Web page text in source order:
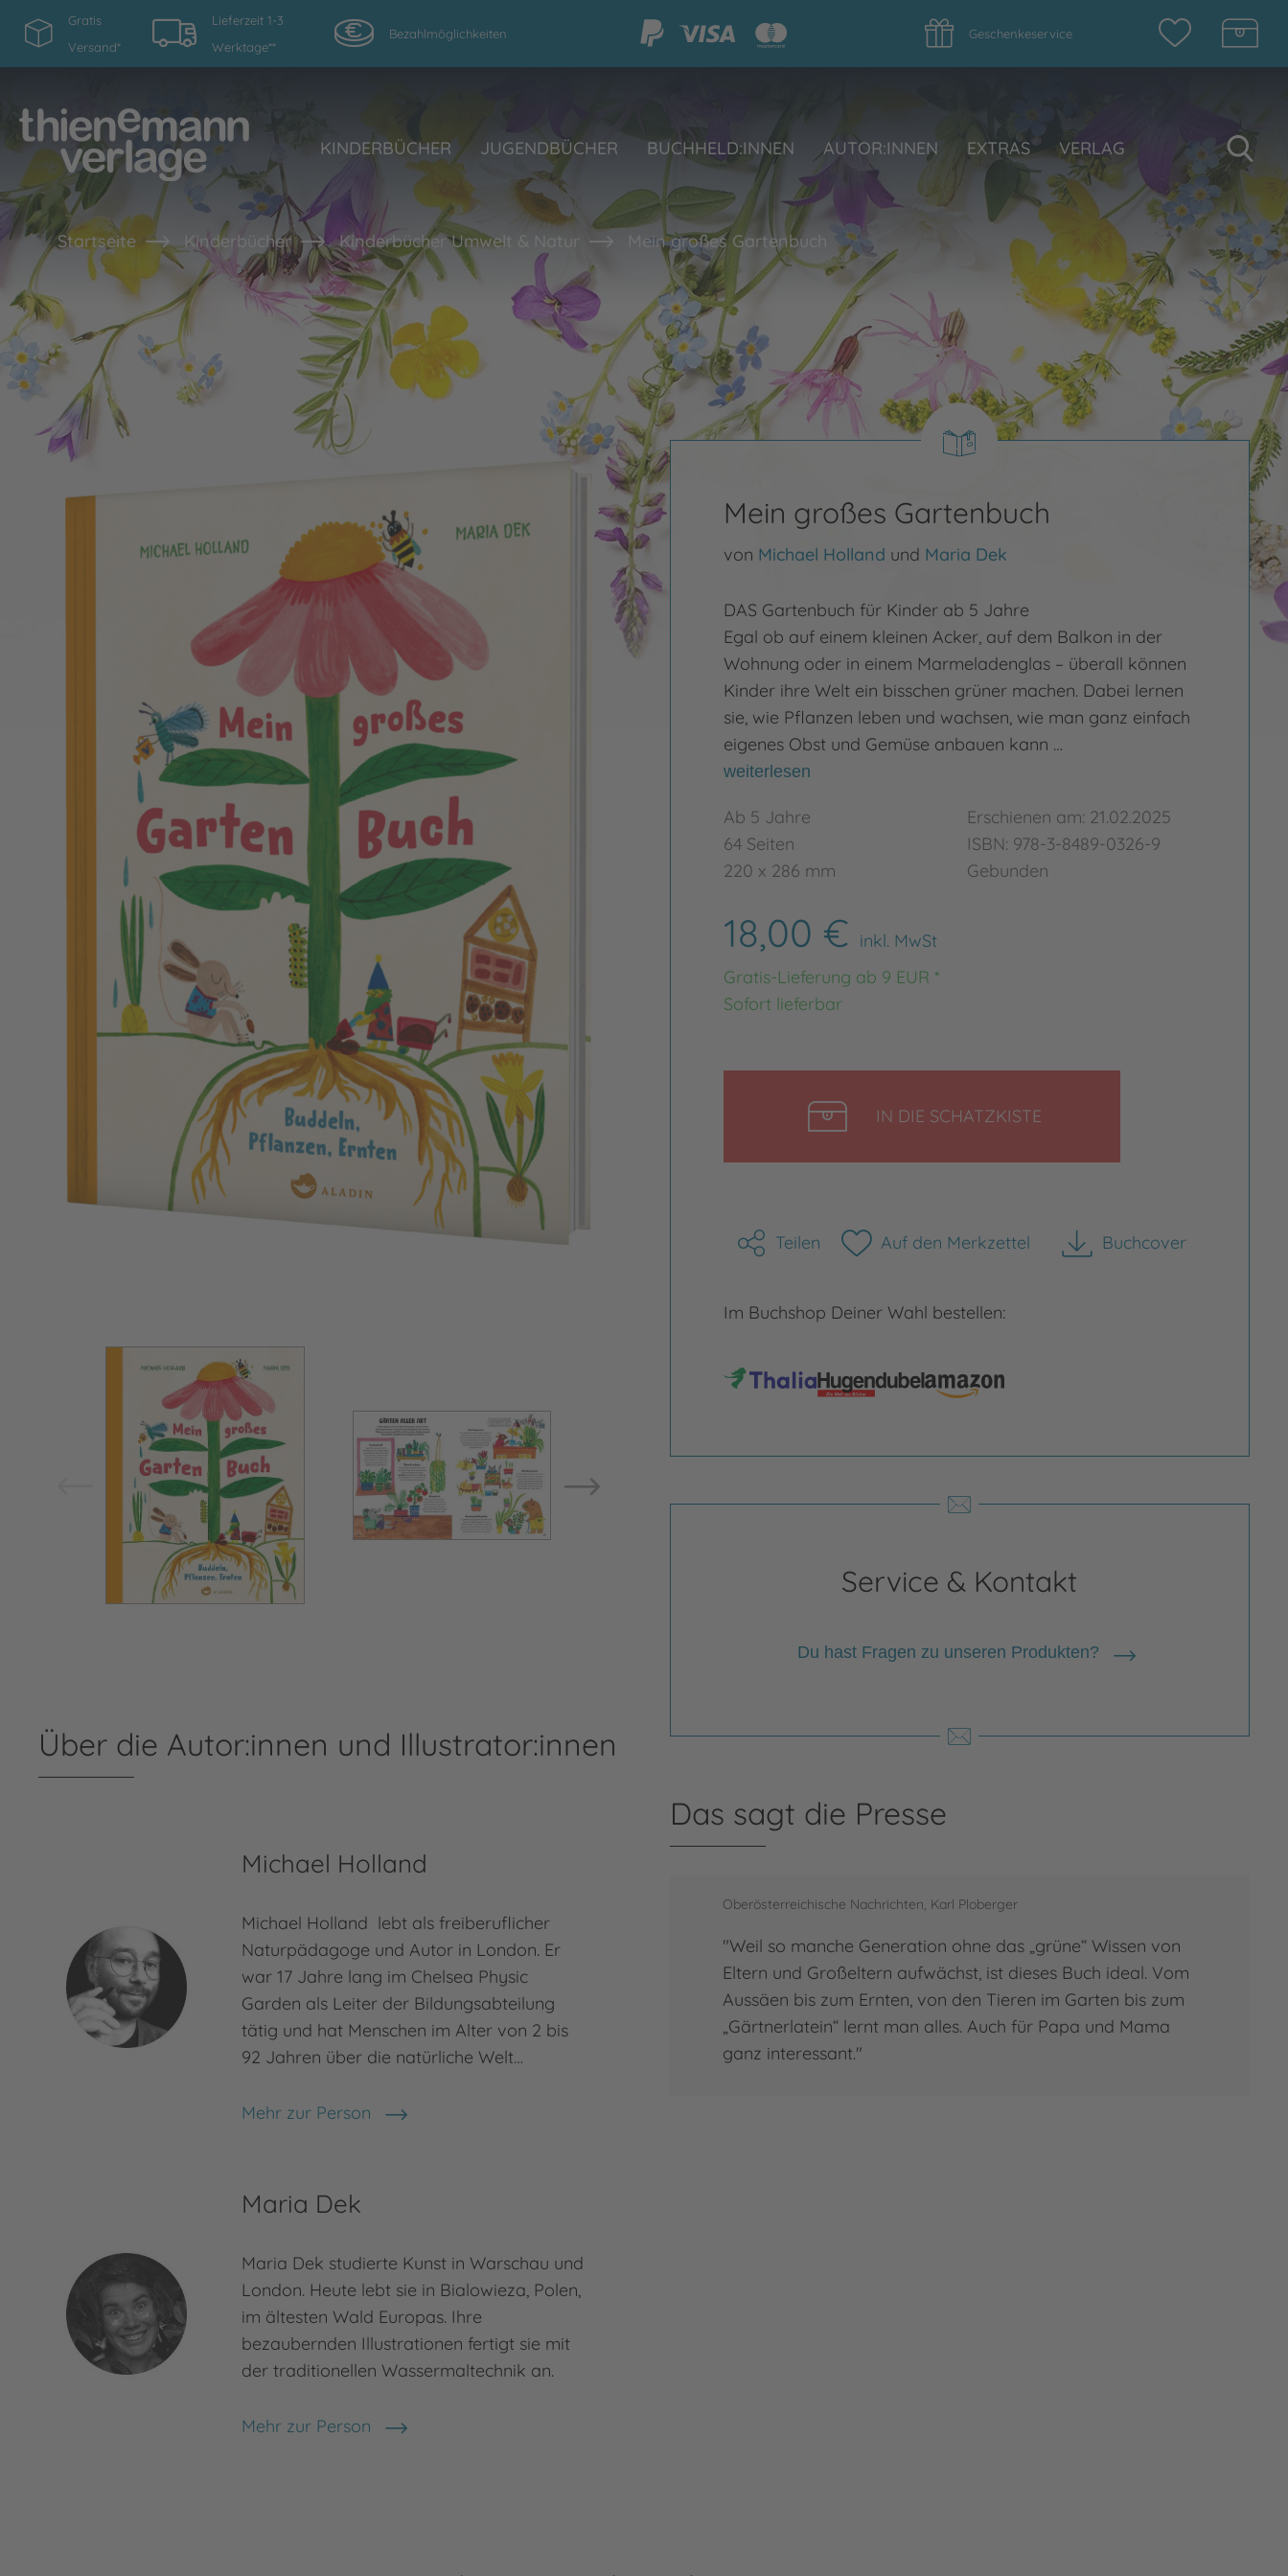
Gratis
Versand*
Lieferzeit 1-3
Werktage**
Bezahlmöglichkeiten Geschenkeservice
KINDERBÜCHER JUGENDBÜCHER BUCHHELD:INNEN AUTOR:INNEN EXTRAS VERLAG
Startseite Kinderbücher Kinderbücher Umwelt & Natur Mein großes Gartenbuch
Mein großes Gartenbuch
von Michael Holland und Maria Dek
DAS Gartenbuch für Kinder ab 5 Jahre
Egal ob auf einem kleinen Acker, auf dem Balkon in der
Wohnung oder in einem Marmeladenglas – überall können
Kinder ihre Welt ein bisschen grüner machen. Dabei lernen
sie, wie Pflanzen leben und wachsen, wie man ganz einfach
eigenes Obst und Gemüse anbauen kann …
weiterlesen
Ab 5 Jahre
64 Seiten
220 x 286 mm
Erschienen am: 21.02.2025
ISBN: 978-3-8489-0326-9
Gebunden
18,00 € inkl. MwSt
Gratis-Lieferung ab 9 EUR *
Sofort lieferbar
IN DIE SCHATZKISTE
Teilen Auf den Merkzettel Buchcover
herunterladen
Im Buchshop Deiner Wahl bestellen:
Service & Kontakt
Du hast Fragen zu unseren Produkten?
Über die Autor:innen und Illustrator:innen
Michael Holland
Michael Holland lebt als freiberuflicher
Naturpädagoge und Autor in London. Er
war 17 Jahre lang im Chelsea Physic
Garden als Leiter der Bildungsabteilung
tätig und hat Menschen im Alter von 2 bis
92 Jahren über die natürliche Welt…
Mehr zur Person
Michael Holland
Maria Dek
Maria Dek studierte Kunst in Warschau und
London. Heute lebt sie in Bialowieza, Polen,
im ältesten Wald Europas. Ihre
bezaubernden Illustrationen fertigt sie mit
der traditionellen Wassermaltechnik an.
Mehr zur Person
Maria Dek
Das sagt die Presse
Oberösterreichische Nachrichten, Karl Ploberger
"Weil so manche Generation ohne das „grüne“ Wissen von
Eltern und Großeltern aufwächst, ist dieses Buch ideal. Vom
Aussäen bis zum Ernten, von den Tieren im Garten bis zum
„Gärtnerlatein“ lernt man alles. Auch für Papa und Mama
ganz interessant."